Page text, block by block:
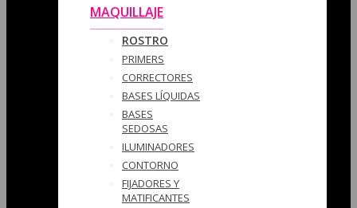
MAQUILLAJE
ROSTRO
PRIMERS
CORRECTORES
BASES LÍQUIDAS
BASES
SEDOSAS
ILUMINADORES
CONTORNO
FIJADORES Y
MATIFICANTES